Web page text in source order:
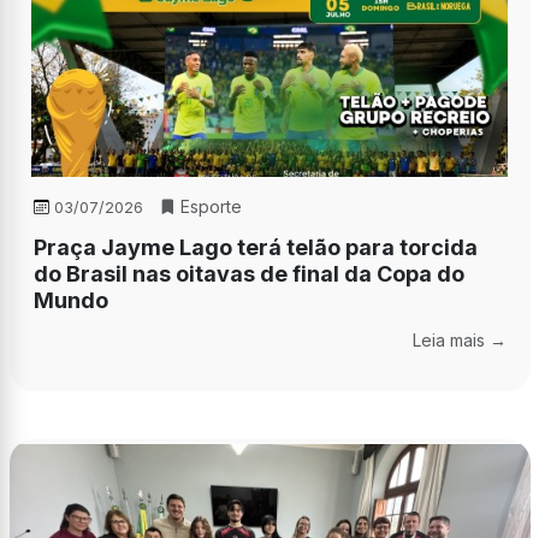
03/07/2026 Esporte
Praça Jayme Lago terá telão para torcida
do Brasil nas oitavas de final da Copa do
Mundo
Leia mais →